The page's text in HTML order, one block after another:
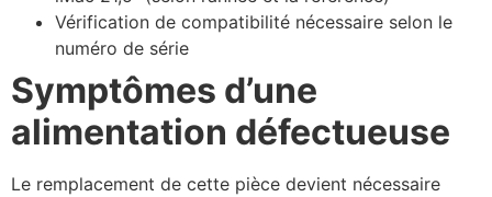
Vérification de compatibilité nécessaire selon le
numéro de série
Symptômes d’une
alimentation défectueuse
Le remplacement de cette pièce devient nécessaire